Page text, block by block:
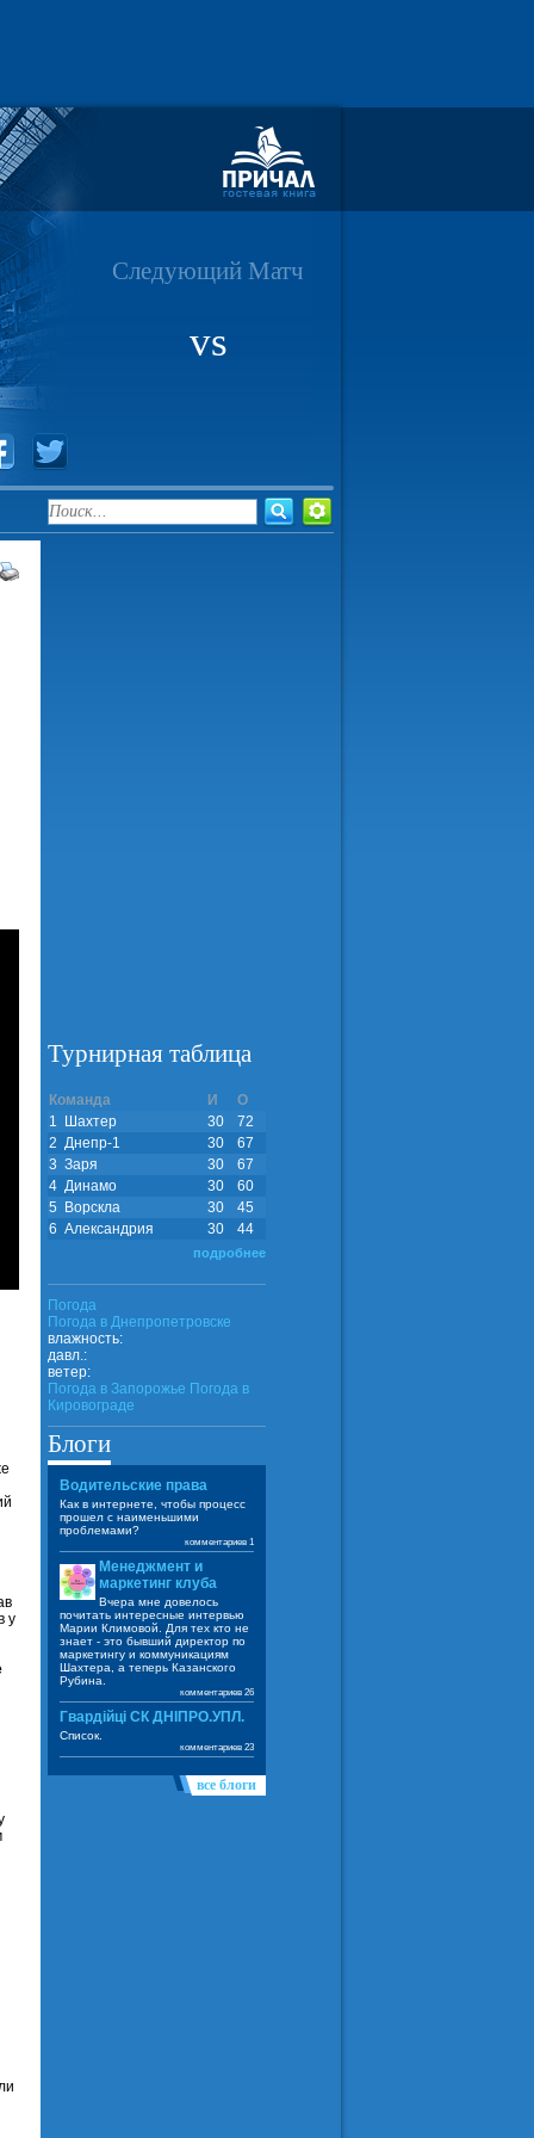
Следующий Матч
vs
у
Турнирная таблица
Команда И
О
1
Шахтер 30
72
2 Днепр-1 30
67
3 Заря 30
67
4 Динамо 30
60
5
Ворскла 30
45
6 Александрия 30 44
подробнее
Погода
Погода в Днепропетровске
влажность:
давл.:
ветер:
Погода в Запорожье Погода в
Кировограде
Блоги
Водительские права
Как в интернете, чтобы процесс
прошел с наименьшими
проблемами?
комментариев 1
Менеджмент и
маркетинг клуба
Вчера мне довелось
почитать интересные интервью
Марии Климовой. Для тех кто не
знает - это бывший директор по
маркетингу и коммуникациям
Шахтера, а теперь Казанского
Рубина.
комментариев 26
Гвардійці СК ДНІПРО.УПЛ.
Список.
комментариев 23
все блоги